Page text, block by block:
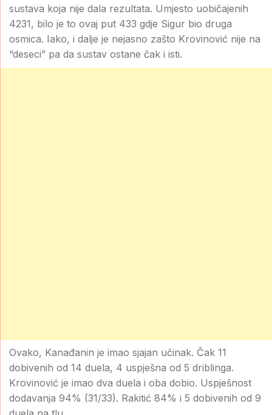
sustava koja nije dala rezultata. Umjesto uobičajenih
4231, bilo je to ovaj put 433 gdje Sigur bio druga
osmica. Iako, i dalje je nejasno zašto Krovinović nije na
“deseci” pa da sustav ostane čak i isti.
Ovako, Kanađanin je imao sjajan učinak. Čak 11
dobivenih od 14 duela, 4 uspješna od 5 driblinga.
Krovinović je imao dva duela i oba dobio. Uspješnost
dodavanja 94% (31/33). Rakitić 84% i 5 dobivenih od 9